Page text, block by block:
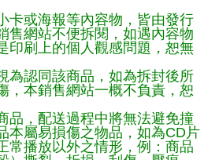
卡或海報等內容物，皆由發行
售網站不便拆閱，如遇內容物
印刷上的個人觀感問題，恕無
為認同該商品，如為拆封後所
，本銷售網站一概不負責，恕
品，配送過程中將無法避免撞
本屬易損傷之物品，如為CD片
常播放以外之情形，例：商品